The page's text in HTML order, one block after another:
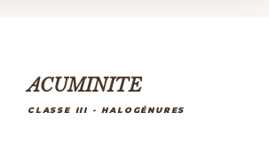
ACUMINITE
CLASSE III - HALOGÉNURES